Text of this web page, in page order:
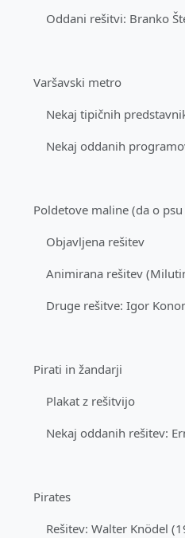
Varšavski metro
Objavljena rešitev
Pirati in žandarji
Plakat z rešitvijo
Pirates